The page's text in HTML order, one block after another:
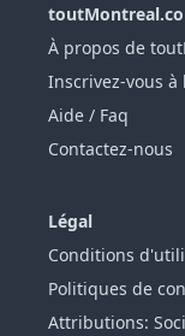
À propos de
Inscrivez-vous
Aide / Faq
Contactez-nous
Légal
Conditions
Politiques de
Attributions: